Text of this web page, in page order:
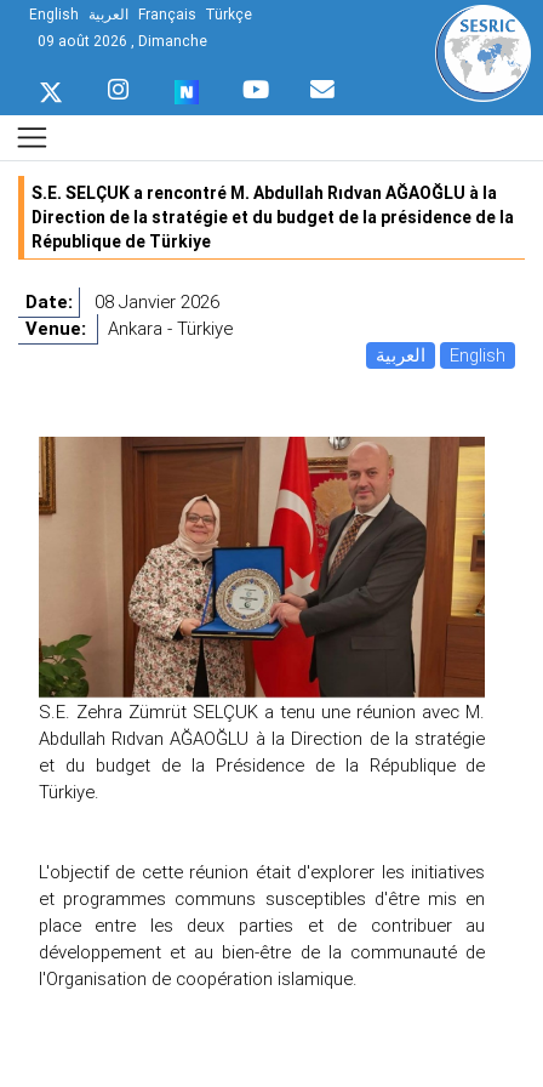
English العربية Français Türkçe
09 août 2026 , Dimanche
S.E. SELÇUK a rencontré M. Abdullah Rıdvan AĞAOĞLU à la
Direction de la stratégie et du budget de la présidence de la
République de Türkiye
Date:
08 Janvier 2026
Venue:
Ankara - Türkiye
العربية
English
S.E. Zehra Zümrüt SELÇUK a tenu une réunion avec M.
Abdullah Rıdvan AĞAOĞLU à la Direction de la stratégie
et du budget de la Présidence de la République de
Türkiye.
L'objectif de cette réunion était d'explorer les initiatives
et programmes communs susceptibles d'être mis en
place entre les deux parties et de contribuer au
développement et au bien-être de la communauté de
l'Organisation de coopération islamique.